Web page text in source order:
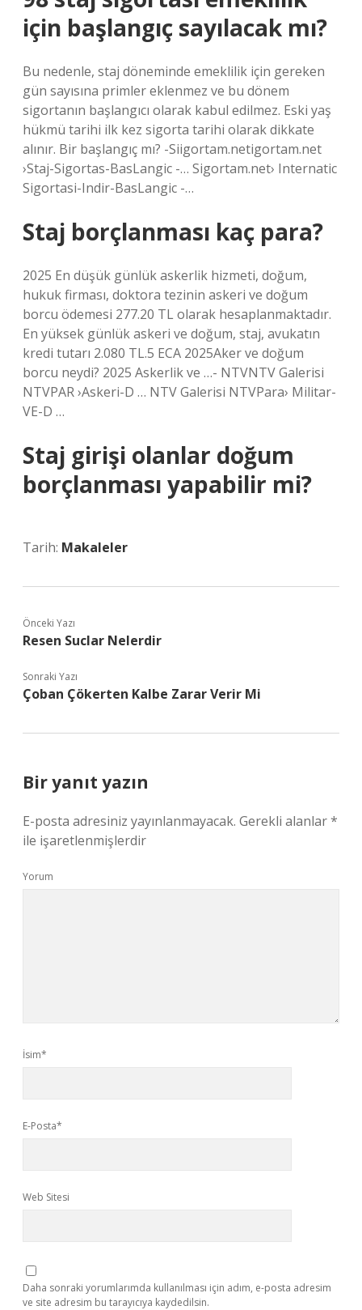
için başlangıç sayılacak mı?
Bu nedenle, staj döneminde emeklilik için gereken
gün sayısına primler eklenmez ve bu dönem
sigortanın başlangıcı olarak kabul edilmez. Eski yaş
hükmü tarihi ilk kez sigorta tarihi olarak dikkate
alınır. Bir başlangıç ​​mı? -Siigortam.netigortam.net
›Staj-Sigortas-BasLangic -… Sigortam.net› Internatic
Sigortasi-Indir-BasLangic -…
Staj borçlanması kaç para?
2025 En düşük günlük askerlik hizmeti, doğum,
hukuk firması, doktora tezinin askeri ve doğum
borcu ödemesi 277.20 TL olarak hesaplanmaktadır.
En yüksek günlük askeri ve doğum, staj, avukatın
kredi tutarı 2.080 TL.5 ECA 2025Aker ve doğum
borcu neydi? 2025 Askerlik ve …- NTVNTV Galerisi
NTVPAR ›Askeri-D … NTV Galerisi NTVPara› Militar-
VE-D …
Staj girişi olanlar doğum
borçlanması yapabilir mi?
Tarih: Makaleler
Önceki Yazı
Resen Suclar Nelerdir
Sonraki Yazı
Çoban Çökerten Kalbe Zarar Verir Mi
Bir yanıt yazın
E-posta adresiniz yayınlanmayacak. Gerekli alanlar*
ile işaretlenmişlerdir
Yorum
İsim*
E-Posta*
Web Sitesi
Daha sonraki yorumlarımda kullanılması için adım, e-posta adresim
ve site adresim bu tarayıcıya kaydedilsin.